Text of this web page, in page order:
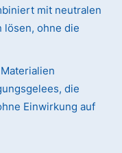
mit neutralen
lösen, ohne die
die
Einwirkung auf